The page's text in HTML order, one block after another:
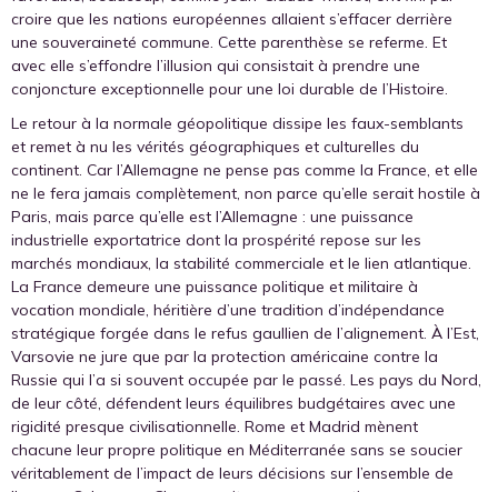
croire que les nations européennes allaient s’effacer derrière
une souveraineté commune. Cette parenthèse se referme. Et
avec elle s’effondre l’illusion qui consistait à prendre une
conjoncture exceptionnelle pour une loi durable de l’Histoire.
Le retour à la normale géopolitique dissipe les faux-semblants
et remet à nu les vérités géographiques et culturelles du
continent. Car l’Allemagne ne pense pas comme la France, et elle
ne le fera jamais complètement, non parce qu’elle serait hostile à
Paris, mais parce qu’elle est l’Allemagne : une puissance
industrielle exportatrice dont la prospérité repose sur les
marchés mondiaux, la stabilité commerciale et le lien atlantique.
La France demeure une puissance politique et militaire à
vocation mondiale, héritière d’une tradition d’indépendance
stratégique forgée dans le refus gaullien de l’alignement. À l’Est,
Varsovie ne jure que par la protection américaine contre la
Russie qui l’a si souvent occupée par le passé. Les pays du Nord,
de leur côté, défendent leurs équilibres budgétaires avec une
rigidité presque civilisationnelle. Rome et Madrid mènent
chacune leur propre politique en Méditerranée sans se soucier
véritablement de l’impact de leurs décisions sur l’ensemble de